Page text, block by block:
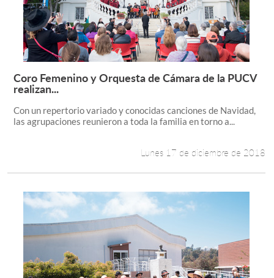
Leer más +
Coro Femenino y Orquesta de Cámara de la PUCV
realizan...
Con un repertorio variado y conocidas canciones de Navidad,
las agrupaciones reunieron a toda la familia en torno a...
Lunes 17 de diciembre de 2018